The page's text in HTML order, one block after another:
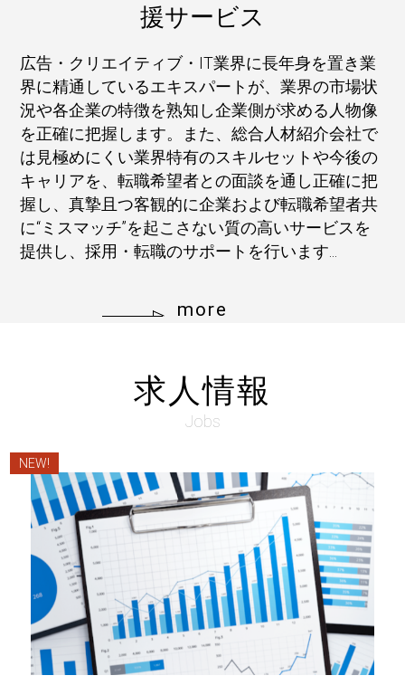
援サービス
広告・クリエイティブ・IT業界に長年身を置き業
界に精通しているエキスパートが、業界の市場状
況や各企業の特徴を熟知し企業側が求める人物像
を正確に把握します。また、総合人材紹介会社で
は見極めにくい業界特有のスキルセットや今後の
キャリアを、転職希望者との面談を通し正確に把
握し、真摯且つ客観的に企業および転職希望者共
に“ミスマッチ”を起こさない質の高いサービスを
提供し、採用・転職のサポートを行います...
more
求人情報
Jobs
NEW!